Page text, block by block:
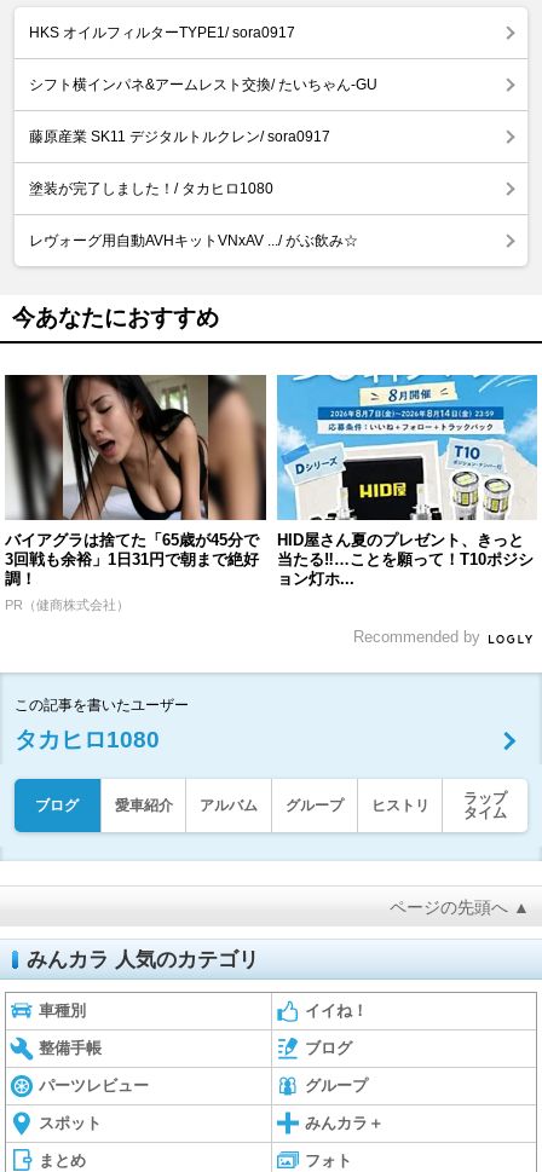
HKS オイルフィルターTYPE1/ sora0917
シフト横インパネ&アームレスト交換/ たいちゃん-GU
藤原産業 SK11 デジタルトルクレン/ sora0917
塗装が完了しました！/ タカヒロ1080
レヴォーグ用自動AVHキットVNxAV .../ がぶ飲み☆
今あなたにおすすめ
バイアグラは捨てた「65歳が45分で
3回戦も余裕」1日31円で朝まで絶好
調！
PR（健商株式会社）
HID屋さん夏のプレゼント、きっと
当たる‼︎…ことを願って！T10ポジシ
ョン灯ホ...
Recommended by
この記事を書いたユーザー
タカヒロ1080
ブログ 愛車紹介 アルバム グループ ヒストリ
ラップ
タイム
ページの先頭へ ▲
みんカラ 人気のカテゴリ
車種別 イイね！
整備手帳 ブログ
パーツレビュー グループ
スポット みんカラ＋
まとめ フォト